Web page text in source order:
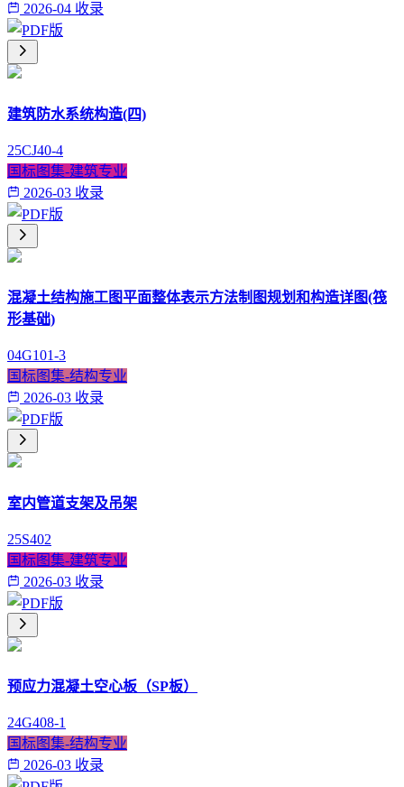
2026-04 收录
建筑防水系统构造(四)
25CJ40-4
国标图集-建筑专业
2026-03 收录
混凝土结构施工图平面整体表示方法制图规划和构造详图(筏
形基础)
04G101-3
国标图集-结构专业
2026-03 收录
室内管道支架及吊架
25S402
国标图集-建筑专业
2026-03 收录
预应力混凝土空心板（SP板）
24G408-1
国标图集-结构专业
2026-03 收录